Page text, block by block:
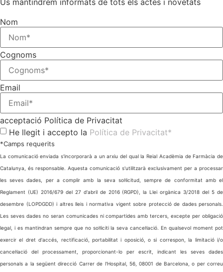
Nom
Cognoms
Email
acceptació Política de Privacitat
He llegit i accepto la Política de Privacitat*
*Camps requerits
La comunicació enviada s'incorporarà a un arxiu del qual la Reial Acadèmia de Farmàcia de
Catalunya, és responsable. Aquesta comunicació s'utilitzarà exclusivament per a processar
les seves dades, per a complir amb la seva sol·licitud, sempre de conformitat amb el
Reglament (UE) 2016/679 del 27 d'abril de 2016 (RGPD), la Llei orgànica 3/2018 del 5 de
desembre (LOPDGDD) i altres lleis i normativa vigent sobre protecció de dades personals.
Les seves dades no seran comunicades ni compartides amb tercers, excepte per obligació
legal, i es mantindran sempre que no sol·liciti la seva cancel·lació. En qualsevol moment pot
exercir el dret d'accés, rectificació, portabilitat i oposició, o si correspon, la limitació i/o
cancel·lació del processament, proporcionant-lo per escrit, indicant les seves dades
personals a la següent direcció Carrer de l'Hospital, 56, 08001 de Barcelona, o per correu